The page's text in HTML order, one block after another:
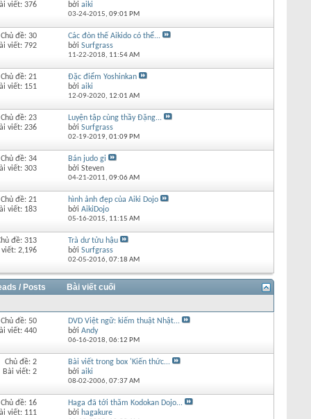
viết: 376
bởi aiki
03-24-2015, 09:01 PM
Chủ đề: 30
viết: 792
Các đòn thế Aikido có thể...
bởi Surfgrass
11-22-2018, 11:54 AM
Chủ đề: 21
viết: 151
Đặc điểm Yoshinkan
bởi aiki
12-09-2020, 12:01 AM
Chủ đề: 23
viết: 236
Luyện tập cùng thầy Đặng...
bởi Surfgrass
02-19-2019, 01:09 PM
Chủ đề: 34
viết: 303
Bán judo gi
bởi Steven
04-21-2011, 09:06 AM
Chủ đề: 21
viết: 183
hình ảnh đẹp của Aiki Dojo
bởi AikiDojo
05-16-2015, 11:15 AM
đề: 313
viết: 2,196
Trà dư tửu hậu
bởi Surfgrass
02-05-2016, 07:18 AM
/ Posts
Bài viết cuối
Chủ đề: 50
viết: 440
DVD Việt ngữ: kiếm thuật Nhật...
bởi Andy
06-16-2018, 06:12 PM
Chủ đề: 2
Bài viết: 2
Bài viết trong box 'Kiến thức...
bởi aiki
08-02-2006, 07:37 AM
Chủ đề: 16
viết: 111
Haga đã tới thăm Kodokan Dojo...
bởi hagakure